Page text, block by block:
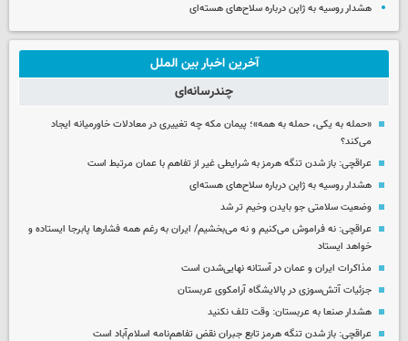
هشدار روسیه به ژاپن درباره سلاح‌های هسته‌ای
آخرین اخبار بین الملل
چندرسانه‌ای
«حمله به یکی، حمله به همه»؛ پیمان مکه چه تغییری در معادلات خاورمیانه ایجاد
می‌کند؟
عراقچی: باز شدن تنگه هرمز به شرایطی غیر از تفاهم با عمان مرتبط است
هشدار روسیه به ژاپن درباره سلاح‌های هسته‌ای
وضعیت سلامتی جو بایدن وخیم تر شد
عراقچی: نه فراموش می‌کنیم و نه می‌بخشیم/ ایران به رغم همه فشارها پابرجا ایستاده و
خواهد ایستاد
مذاکرات ایران و عمان در آستانه نهایی‌شدن است
جزئیات آتش‌سوزی در پالایشگاه آرامکوی عربستان
هشدار صنعا به عربستان: وقت تلف نکنید
عراقچی: باز شدن تنگه هرمز تابع جبران نقض تفاهم‌نامه اسلام‌آباد است